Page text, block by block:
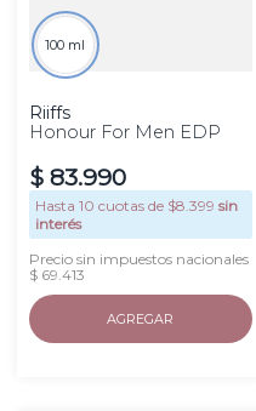
100 ml
Riiffs
Honour For Men EDP
$ 83.990
Hasta 10 cuotas de $8.399 sin
interés
Precio sin impuestos nacionales
$ 69.413
AGREGAR